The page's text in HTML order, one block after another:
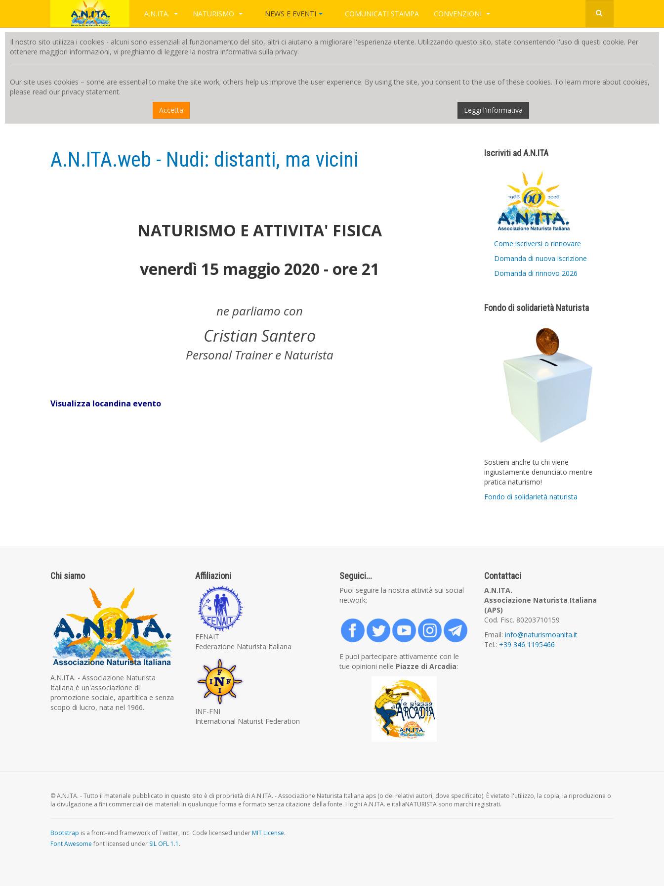
Il nostro sito utilizza i cookies - alcuni sono essenziali al funzionamento del sito, altri ci aiutano a migliorare l'esperienza utente. Utilizzando questo sito, state consentendo l'uso di questi cookie. Per
ottenere maggiori informazioni, vi preghiamo di leggere la nostra informativa sulla privacy.
Our site uses cookies – some are essential to make the site work; others help us improve the user experience. By using the site, you consent to the use of these cookies. To learn more about cookies,
please read our privacy statement.
Accetta
Leggi l'informativa
A.N.ITA. NATURISMO NEWS E EVENTI COMUNICATI STAMPA CONVENZIONI
A.N.ITA.web - Nudi: distanti, ma vicini
NATURISMO E ATTIVITA' FISICA
venerdì 15 maggio 2020 - ore 21
ne parliamo con
Cristian Santero
Personal Trainer e Naturista
Visualizza locandina evento
Iscriviti ad A.N.ITA
Come iscriversi o rinnovare
Domanda di nuova iscrizione
Domanda di rinnovo 2026
Fondo di solidarietà Naturista
Sostieni anche tu chi viene
ingiustamente denunciato mentre
pratica naturismo!
Fondo di solidarietà naturista
Chi siamo
A.N.ITA. - Associazione Naturista
Italiana è un'associazione di
promozione sociale, apartitica e senza
scopo di lucro, nata nel 1966.
Affiliazioni
FENAIT
Federazione Naturista Italiana
INF-FNI
International Naturist Federation
Seguici...
Puoi seguire la nostra attività sui social
network:
E puoi partecipare attivamente con le
tue opinioni nelle Piazze di Arcadia:
Contattaci
A.N.ITA.
Associazione Naturista Italiana
(APS)
Cod. Fisc. 80203710159
Email: info@naturismoanita.it
Tel.: +39 346 1195466
© A.N.ITA. - Tutto il materiale pubblicato in questo sito è di proprietà di A.N.ITA. - Associazione Naturista Italiana aps (o dei relativi autori, dove specificato). È vietato l'utilizzo, la copia, la riproduzione o
la divulgazione a fini commerciali dei materiali in qualunque forma e formato senza citazione della fonte. I loghi A.N.ITA. e italiaNATURISTA sono marchi registrati.
Bootstrap is a front-end framework of Twitter, Inc. Code licensed underMIT License.
Font Awesome font licensed under SIL OFL 1.1 .